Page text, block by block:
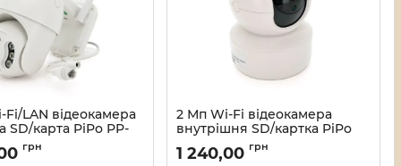
LAN відеокамера
SD/карта PiPo PP-
PTZ 2.8mm
грн
2 Мп Wi-Fi відеокамера
внутрішня SD/картка PiPo
IPC23D2MP10 PTZ 2.8mm
CamHI
1 240,00 грн